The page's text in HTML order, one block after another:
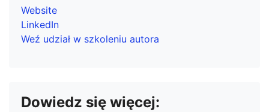
Website
LinkedIn
Weź udział w szkoleniu autora
Dowiedz się więcej: